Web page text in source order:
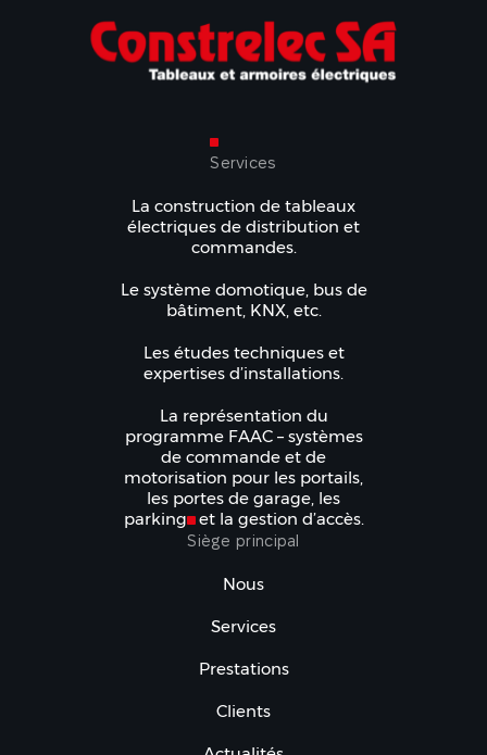
Services
La construction de tableaux
électriques de distribution et
commandes.
Le système domotique, bus de
bâtiment, KNX, etc.
Les études techniques et
expertises d’installations.
La représentation du
programme FAAC – systèmes
de commande et de
motorisation pour les portails,
les portes de garage, les
parkings et la gestion d’accès.
Siège principal
Nous
Services
Prestations
Clients